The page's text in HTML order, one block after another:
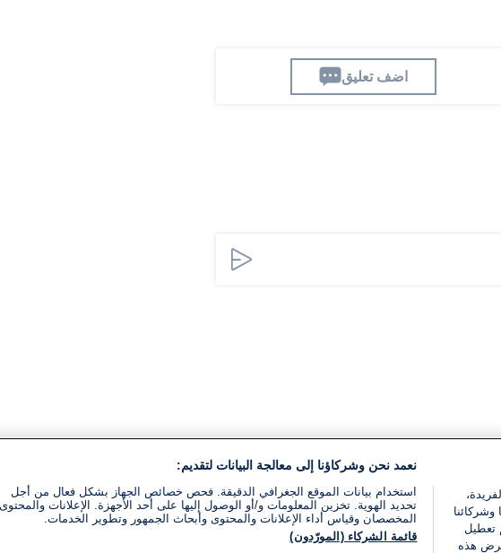
اضف تعليق
تعطيل
عرض هذه
نعمد نحن وشركاؤنا إلى معالجة البيانات لتقديم:
استخدام بيانات الموقع الجغرافي الدقيقة. فحص خصائص الجهاز بشكل فعال من أجل
تحديد الهوية. تخزين المعلومات و/أو الوصول إليها على أحد الأجهزة. الإعلانات والمحتوى
المخصصان وقياس أداء الإعلانات والمحتوى وأبحاث الجمهور وتطوير الخدمات.
قائمة الشركاء (المورّدون)